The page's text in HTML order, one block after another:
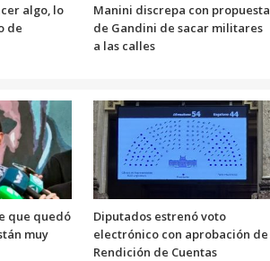
algo, lo
de
Manini discrepa con propuesta
de Gandini de sacar militares
a las calles
que quedó
muy
Diputados estrenó voto
electrónico con aprobación de
Rendición de Cuentas